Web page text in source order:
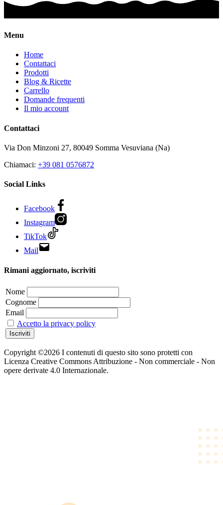
Menu
Home
Contattaci
Prodotti
Blog & Ricette
Carrello
Domande frequenti
Il mio account
Contattaci
Via Don Minzoni 27, 80049 Somma Vesuviana (Na)
Chiamaci: +39 081 0576872
Social Links
Facebook
Instagram
TikTok
Mail
Rimani aggiornato, iscriviti
Nome
Cognome
Email
Accetto la privacy policy
Copyright ©2026 I contenuti di questo sito sono protetti con
Licenza Creative Commons Attribuzione - Non commerciale - Non
opere derivate 4.0 Internazionale.